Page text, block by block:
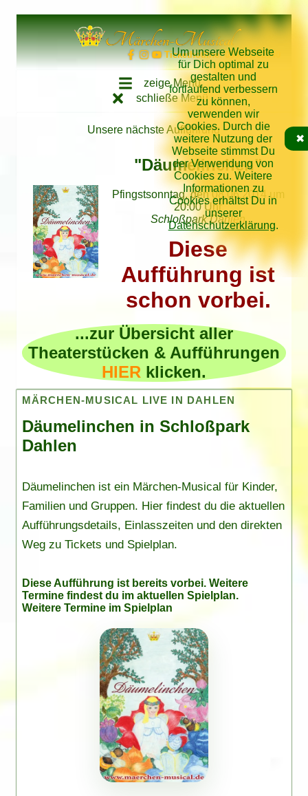
Direkt zum Inhalt springen
Um unsere Webseite
für Dich optimal zu
gestalten und
fortlaufend verbessern
zu können,
verwenden wir
Cookies. Durch die
weitere Nutzung der
Webseite stimmst Du
der Verwendung von
Cookies zu. Weitere
Informationen zu
Cookies erhältst Du in
unserer
Datenschutzerklärung.
✖
Märchen-Musical
Tickethotline: 034262/62640
zeige Menü
schließe Menü
MÄRCHEN-MUSICAL LIVE IN DAHLEN
Däumelinchen in Schloßpark
Dahlen
Däumelinchen ist ein Märchen-Musical für Kinder,
Familien und Gruppen. Hier findest du die aktuellen
Aufführungsdetails, Einlasszeiten und den direkten
Weg zu Tickets und Spielplan.
Diese Aufführung ist bereits vorbei. Weitere
Termine findest du im aktuellen Spielplan.
Weitere Termine im Spielplan
Unsere nächste Aufführung
"Däumelinchen"
Pfingstsonntag, den 08.06.2014 um
20:00 Uhr
Schloßpark Dahlen
Diese
Aufführung ist
schon vorbei.
...zur Übersicht aller
Theaterstücken & Aufführungen
HIER klicken.